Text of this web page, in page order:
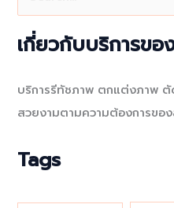
r
เกี่ยวกับบริการของ
บริการรีทัชภาพ ตกแต่งภาพ
สวยงามตามความต้องการขอ
Tags